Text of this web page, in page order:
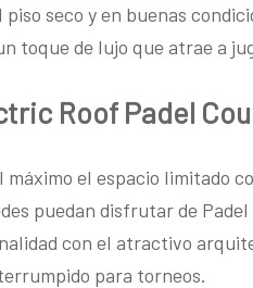
piso seco y en buenas
toque de lujo que atrae a
Roof Padel
máximo el espacio limitado
puedan disfrutar de
con el atractivo
para torneos.